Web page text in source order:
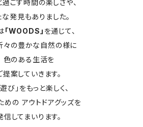
ごす時間の楽しさや、
発見もありました。
「WOODS」 を通じて、
々の豊かな自然の様に
色のある生活を
提案していきます。
遊び」をもっと楽しく、
めの アウトドアグッズを
信してまいります。